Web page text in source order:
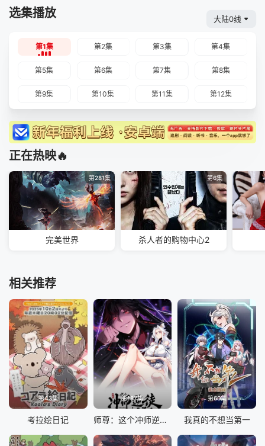
选集播放 大陆0线
第1集 第2集 第3集 第4集
第5集 第6集 第7集 第8集
第9集 第10集 第11集 第12集
正在热映🔥
第281集
完美世界
第6集
杀人者的购物中心2
相关推荐
第43集
考拉绘日记
第187集
师尊：这个冲师逆徒才不是圣子 动态漫画
第60集
我真的不想当第一